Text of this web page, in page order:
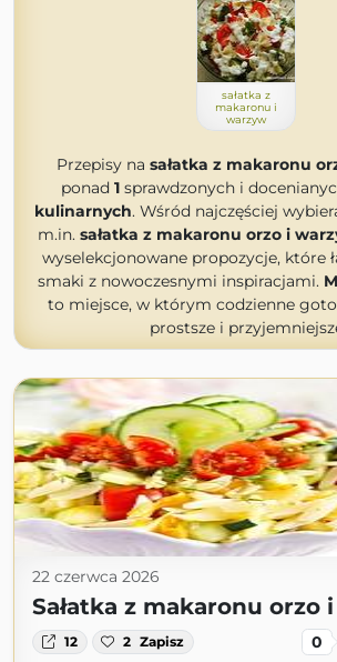
sałatka z
makaronu i
warzyw
Przepisy na sałatka z makaronu
ponad 1 sprawdzonych i
kulinarnych. Wśród najczęściej
m.in. sałatka z makaronu orzo i
wyselekcjonowane propozycje, które
smaki z nowoczesnymi inspiracjami.
to miejsce, w którym codzienne
prostsze i
22 czerwca 2026
Sałatka z makaronu orzo
12 2 Zapisz 0